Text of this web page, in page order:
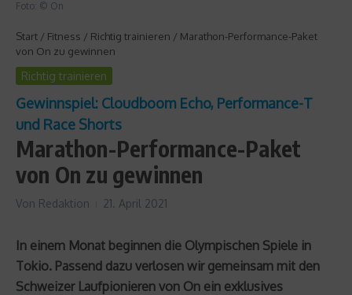
Foto: © On
Start / Fitness / Richtig trainieren / Marathon-Performance-Paket
von On zu gewinnen
Richtig trainieren
Gewinnspiel: Cloudboom Echo, Performance-T
und Race Shorts
Marathon-Performance-Paket
von On zu gewinnen
Von Redaktion 21. April 2021
In einem Monat beginnen die Olympischen Spiele in
Tokio. Passend dazu verlosen wir gemeinsam mit den
Schweizer Laufpionieren von On ein exklusives